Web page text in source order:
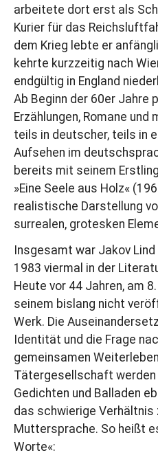
arbeitete dort erst als
Kurier für das
dem Krieg lebte er
kehrte kurzzeitig nach
endgültig in England
Ab Beginn der 60er Jahre
Erzählungen, Romane
teils in deutscher, teils in
Aufsehen im
bereits mit seinem
»Eine Seele aus Holz«
realistische Darstellung
surrealen, grotesken
Insgesamt war Jakov
1983 viermal in der
Heute vor 44 Jahren, am
seinem bislang nicht
Werk. Die
Identität und die Frage
gemeinsamen
Tätergesellschaft werden
Gedichten und Balladen
das schwierige Verhältnis
Muttersprache. So heißt
Worte«: